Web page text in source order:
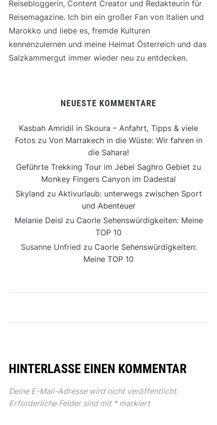
Reisebloggerin, Content Creator und Redakteurin für
Reisemagazine. Ich bin ein großer Fan von Italien und
Marokko und liebe es, fremde Kulturen
kennenzulernen und meine Heimat Österreich und das
Salzkammergut immer wieder neu zu entdecken.
NEUESTE KOMMENTARE
Kasbah Amridil in Skoura – Anfahrt, Tipps & viele
Fotoszu Von Marrakech in die Wüste: Wir fahren in
die Sahara!
Geführte Trekking Tour im Jebel Saghro Gebiet zu
Monkey Fingers Canyon im Dadestal
Skyland zu Aktivurlaub: unterwegs zwischen Sport
und Abenteuer
Melanie Deisl zu Caorle Sehenswürdigkeiten: Meine
TOP 10
Susanne Unfried zu Caorle Sehenswürdigkeiten:
Meine TOP 10
HINTERLASSE EINEN KOMMENTAR
Deine E-Mail-Adresse wird nicht veröffentlicht.
Erforderliche Felder sind mit *markiert